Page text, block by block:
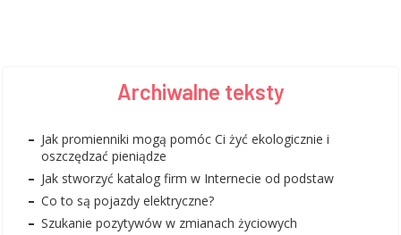
Archiwalne teksty
Jak promienniki mogą pomóc Ci żyć ekologicznie i
oszczędzać pieniądze
Jak stworzyć katalog firm w Internecie od podstaw
Co to są pojazdy elektryczne?
Szukanie pozytywów w zmianach życiowych